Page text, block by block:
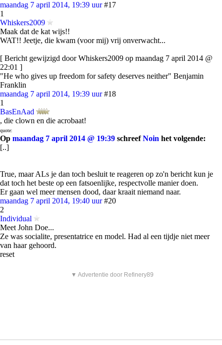
maandag 7 april 2014, 19:39 uur #17
1
Whiskers2009
Maak dat de kat wijs!!
WAT!! Jeetje, die kwam (voor mij) vrij onverwacht...
[ Bericht gewijzigd door Whiskers2009 op maandag 7 april 2014 @
22:01 ]
"He who gives up freedom for safety deserves neither" Benjamin
Franklin
maandag 7 april 2014, 19:39 uur #18
1
BasEnAad
, die clown en die acrobaat!
quote:
Op maandag 7 april 2014 @ 19:39 schreefNoin het volgende:
[..]
True, maar ALs je dan toch besluit te reageren op zo'n bericht kun je
dat toch het beste op een fatsoenlijke, respectvolle manier doen.
Er gaan wel meer mensen dood, daar kraait niemand naar.
maandag 7 april 2014, 19:40 uur #20
2
Individual
Meet John Doe...
Ze was socialite, presentatrice en model. Had al een tijdje niet meer
van haar gehoord.
reset
▼ Advertentie door Refinery89